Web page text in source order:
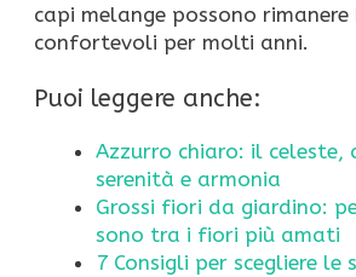
capi melange possono rimanere
confortevoli per molti anni.
Puoi leggere anche:
Azzurro chiaro: il celeste,
serenità e armonia
Grossi fiori da giardino:
sono tra i fiori più amati
7 Consigli per scegliere le